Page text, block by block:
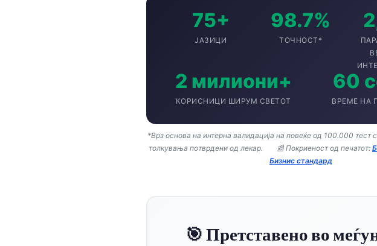
75+
ЈАЗИЦИ
98.7%
ТОЧНОСТ*
2 милиони+
КОРИСНИЦИ ШИРУМ СВЕТОТ
60
ВРЕМЕ НА
*Врз основа на интерна валидација на повеќе од 100.000 тест
толкувања потврдени од лекар.
📰 Покриеност од печатот:
Бизнис стандард
🎯 Претставено во